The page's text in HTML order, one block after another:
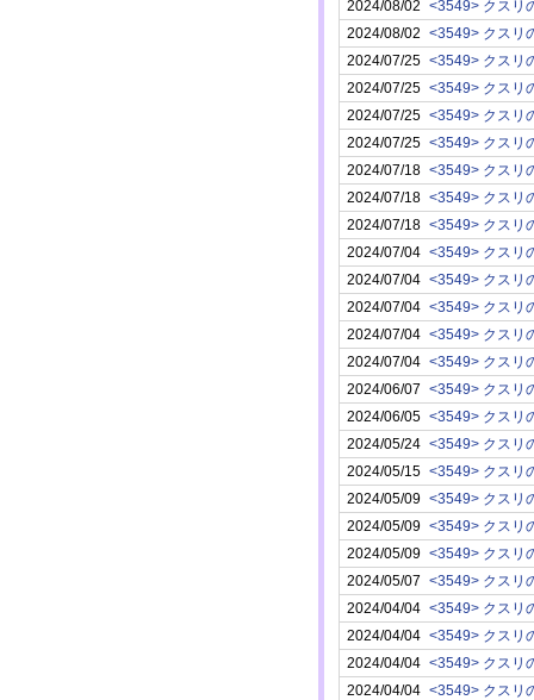
2024/08/02
2024/08/02
2024/07/25
2024/07/25
2024/07/25
2024/07/25
2024/07/18
2024/07/18
2024/07/18
2024/07/04
2024/07/04
2024/07/04
2024/07/04
2024/07/04
2024/06/07
2024/06/05
2024/05/24
2024/05/15
2024/05/09
2024/05/09
2024/05/09
2024/05/07
2024/04/04
2024/04/04
2024/04/04
2024/04/04